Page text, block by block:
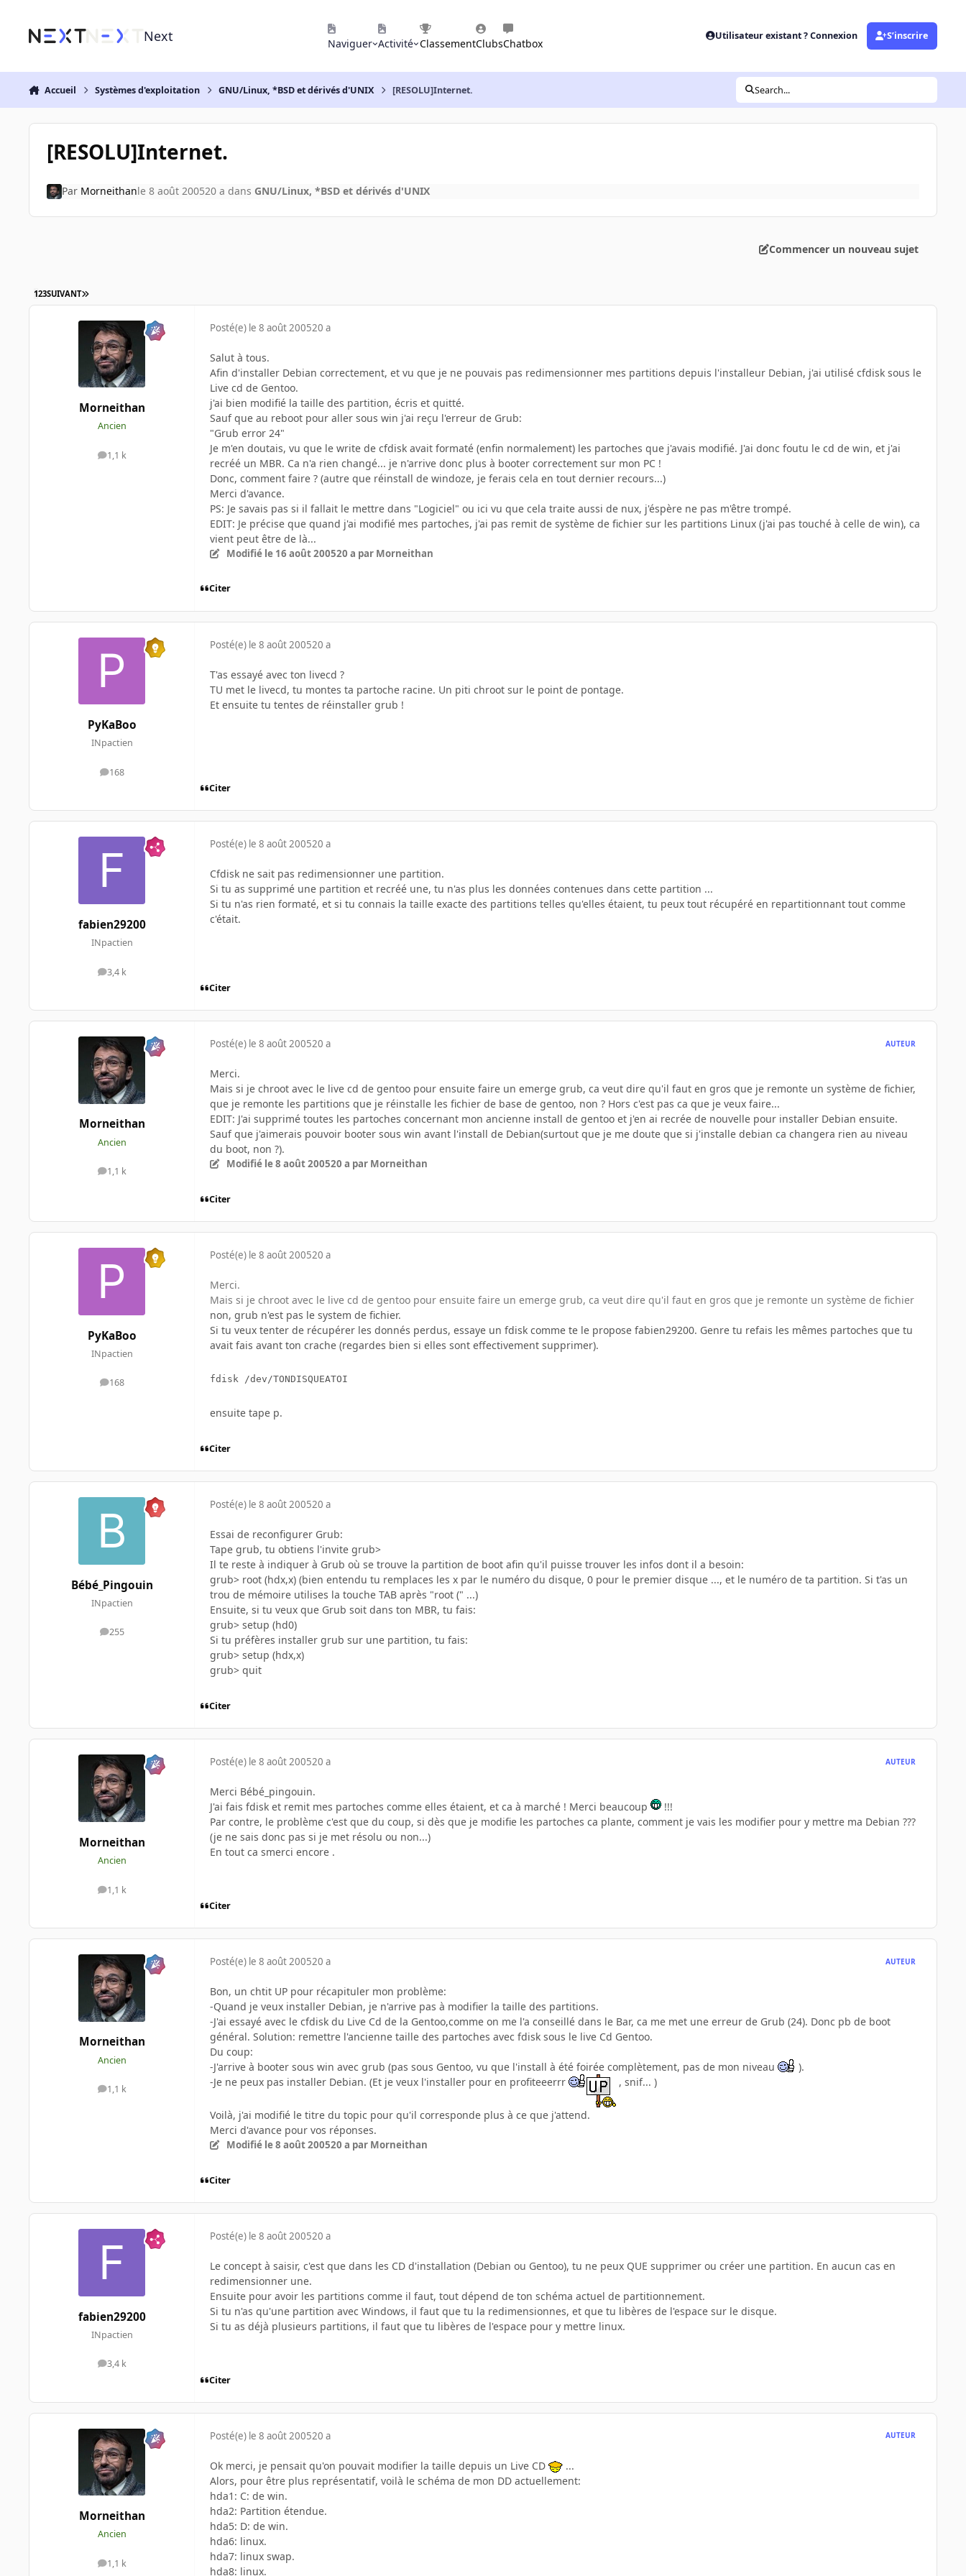
Next Naviguer Activité ClassementClubsChatbox
Utilisateur existant ? Connexion S’inscrire
Accueil Systèmes d'exploitation GNU/Linux, *BSD et dérivés d'UNIX [RESOLU]Internet. Search...
[RESOLU]Internet.
Par Morneithanle 8 août 200520 a dans GNU/Linux, *BSD et dérivés d'UNIX
Commencer un nouveau sujet
123SUIVANT
Morneithan
Ancien
1,1 k
messages
Posté(e) le 8 août 200520 a
Salut à tous.
Afin d'installer Debian correctement, et vu que je ne pouvais pas redimensionner mes partitions depuis l'installeur Debian, j'ai utilisé cfdisk sous le
Live cd de Gentoo.
j'ai bien modifié la taille des partition, écris et quitté.
Sauf que au reboot pour aller sous win j'ai reçu l'erreur de Grub:
"Grub error 24"
Je m'en doutais, vu que le write de cfdisk avait formaté (enfin normalement) les partoches que j'avais modifié. J'ai donc foutu le cd de win, et j'ai
recréé un MBR. Ca n'a rien changé... je n'arrive donc plus à booter correctement sur mon PC !
Donc, comment faire ? (autre que réinstall de windoze, je ferais cela en tout dernier recours...)
Merci d'avance.
PS: Je savais pas si il fallait le mettre dans "Logiciel" ou ici vu que cela traite aussi de nux, j'éspère ne pas m'être trompé.
EDIT: Je précise que quand j'ai modifié mes partoches, j'ai pas remit de système de fichier sur les partitions Linux (j'ai pas touché à celle de win), ca
vient peut être de là...
Modifié le 16 août 200520 a par Morneithan
Citer
PyKaBoo
INpactien
168
messages
Posté(e) le 8 août 200520 a
T'as essayé avec ton livecd ?
TU met le livecd, tu montes ta partoche racine. Un piti chroot sur le point de pontage.
Et ensuite tu tentes de réinstaller grub !
Citer
fabien29200
INpactien
3,4 k
messages
Posté(e) le 8 août 200520 a
Cfdisk ne sait pas redimensionner une partition.
Si tu as supprimé une partition et recréé une, tu n'as plus les données contenues dans cette partition ...
Si tu n'as rien formaté, et si tu connais la taille exacte des partitions telles qu'elles étaient, tu peux tout récupéré en repartitionnant tout comme
c'était.
Citer
Morneithan
Ancien
1,1 k
messages
Posté(e) le 8 août 200520 a AUTEUR
Merci.
Mais si je chroot avec le live cd de gentoo pour ensuite faire un emerge grub, ca veut dire qu'il faut en gros que je remonte un système de fichier,
que je remonte les partitions que je réinstalle les fichier de base de gentoo, non ? Hors c'est pas ca que je veux faire...
EDIT: J'ai supprimé toutes les partoches concernant mon ancienne install de gentoo et j'en ai recrée de nouvelle pour installer Debian ensuite.
Sauf que j'aimerais pouvoir booter sous win avant l'install de Debian(surtout que je me doute que si j'installe debian ca changera rien au niveau
du boot, non ?).
Modifié le 8 août 200520 a par Morneithan
Citer
PyKaBoo
INpactien
168
messages
Posté(e) le 8 août 200520 a
Merci.
Mais si je chroot avec le live cd de gentoo pour ensuite faire un emerge grub, ca veut dire qu'il faut en gros que je remonte un système de fichier
non, grub n'est pas le system de fichier.
Si tu veux tenter de récupérer les donnés perdus, essaye un fdisk comme te le propose fabien29200. Genre tu refais les mêmes partoches que tu
avait fais avant ton crache (regardes bien si elles sont effectivement supprimer).
ensuite tape p.
Citer
Bébé_Pingouin
INpactien
255
messages
Posté(e) le 8 août 200520 a
Essai de reconfigurer Grub:
Tape grub, tu obtiens l'invite grub>
Il te reste à indiquer à Grub où se trouve la partition de boot afin qu'il puisse trouver les infos dont il a besoin:
grub> root (hdx,x) (bien entendu tu remplaces les x par le numéro du disque, 0 pour le premier disque ..., et le numéro de ta partition. Si t'as un
trou de mémoire utilises la touche TAB après "root (" ...)
Ensuite, si tu veux que Grub soit dans ton MBR, tu fais:
grub> setup (hd0)
Si tu préfères installer grub sur une partition, tu fais:
grub> setup (hdx,x)
grub> quit
Citer
Morneithan
Ancien
1,1 k
messages
Posté(e) le 8 août 200520 a AUTEUR
Merci Bébé_pingouin.
J'ai fais fdisk et remit mes partoches comme elles étaient, et ca à marché ! Merci beaucoup
!!!
Par contre, le problème c'est que du coup, si dès que je modifie les partoches ca plante, comment je vais les modifier pour y mettre ma Debian ???
(je ne sais donc pas si je met résolu ou non...)
En tout ca smerci encore .
Citer
Morneithan
Ancien
1,1 k
messages
Posté(e) le 8 août 200520 a AUTEUR
Bon, un chtit UP pour récapituler mon problème:
-Quand je veux installer Debian, je n'arrive pas à modifier la taille des partitions.
-J'ai essayé avec le cfdisk du Live Cd de la Gentoo,comme on me l'a conseillé dans le Bar, ca me met une erreur de Grub (24). Donc pb de boot
général. Solution: remettre l'ancienne taille des partoches avec fdisk sous le live Cd Gentoo.
Du coup:
-J'arrive à booter sous win avec grub (pas sous Gentoo, vu que l'install à été foirée complètement, pas de mon niveau
).
-Je ne peux pas installer Debian. (Et je veux l'installer pour en profiteeerrr
, snif... )
Voilà, j'ai modifié le titre du topic pour qu'il corresponde plus à ce que j'attend.
Merci d'avance pour vos réponses.
Modifié le 8 août 200520 a par Morneithan
Citer
fabien29200
INpactien
3,4 k
messages
Posté(e) le 8 août 200520 a
Le concept à saisir, c'est que dans les CD d'installation (Debian ou Gentoo), tu ne peux QUE supprimer ou créer une partition. En aucun cas en
redimensionner une.
Ensuite pour avoir les partitions comme il faut, tout dépend de ton schéma actuel de partitionnement.
Si tu n'as qu'une partition avec Windows, il faut que tu la redimensionnes, et que tu libères de l'espace sur le disque.
Si tu as déjà plusieurs partitions, il faut que tu libères de l'espace pour y mettre linux.
Citer
Morneithan
Ancien
1,1 k
messages
Posté(e) le 8 août 200520 a AUTEUR
Ok merci, je pensait qu'on pouvait modifier la taille depuis un Live CD
...
Alors, pour être plus représentatif, voilà le schéma de mon DD actuellement:
hda1: C: de win.
hda2: Partition étendue.
hda5: D: de win.
hda6: linux.
hda7: linux swap.
hda8: linux.